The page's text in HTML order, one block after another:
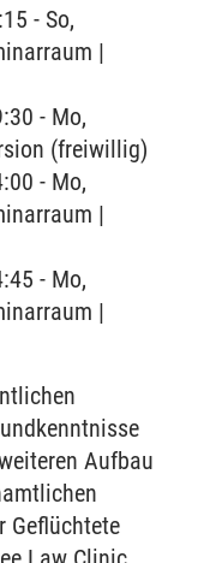
- So,
|
- Mo,
(freiwillig)
- Mo,
|
- Mo,
|
Aufbau
Geflüchtete